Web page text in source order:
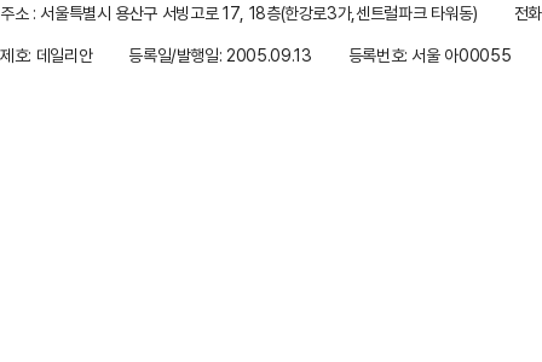
주소 : 서울특별시 용산구 서빙고로 17, 18층(한강로3가,센트럴파크 타워동)
전
제호: 데일리안
등록일/발행일: 2005.09.13 등록번호: 서울 아00055